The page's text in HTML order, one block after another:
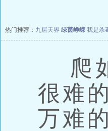
热门推荐： 九层天界 绿茵峥嵘 我是杀
爬如
很难
万难